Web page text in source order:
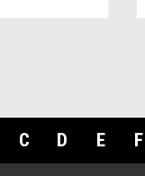
C D E F